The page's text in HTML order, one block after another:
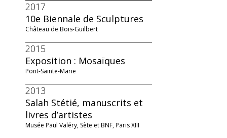
2017
10e Biennale de Sculptures
Château de Bois-Guilbert
2015
Exposition : Mosaïques
Pont-Sainte-Marie
2013
Salah Stétié, manuscrits et
livres d’artistes
Musée Paul Valéry, Sète et BNF, Paris XIII